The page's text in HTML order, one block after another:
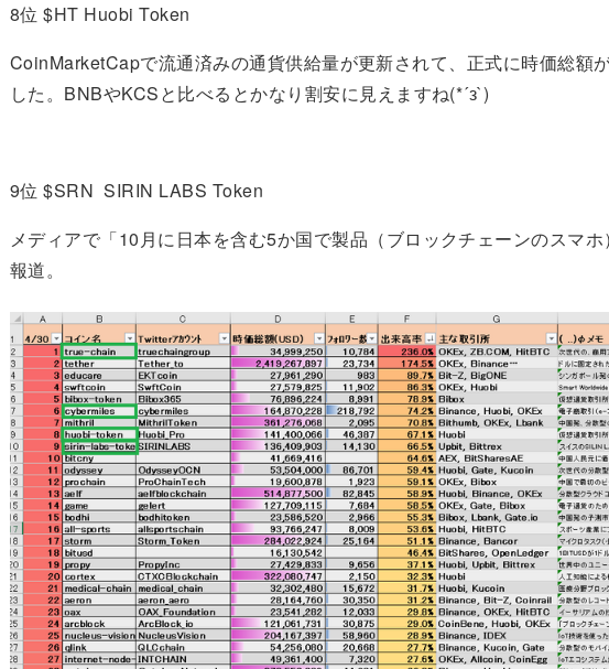
8位 $HT Huobi Token
CoinMarketCapで流通済みの通貨供給量が更新されて、正式に時価総額
した。BNBやKCSと比べるとかなり割安に見えますね(*´з`)
9位 $SRN SIRIN LABS Token
メディアで「10月に日本を含む5か国で製品（ブロックチェーンのスマ
報道。